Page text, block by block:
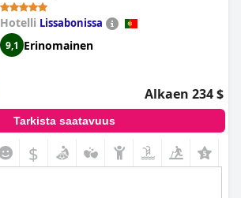
Hotelli Lissabonissa
9,1 Erinomainen
Alkaen 234 $
Tarkista saatavuus
$